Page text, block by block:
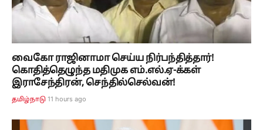
வைகோ ராஜினாமா செய்ய நிர்பந்தித்தார்!
கொதித்தெழுந்த மதிமுக எம்.எல்.ஏ-க்கள்
இராசேந்திரன், செந்தில்செல்வன்!
தமிழ்நாடு 11 hours ago